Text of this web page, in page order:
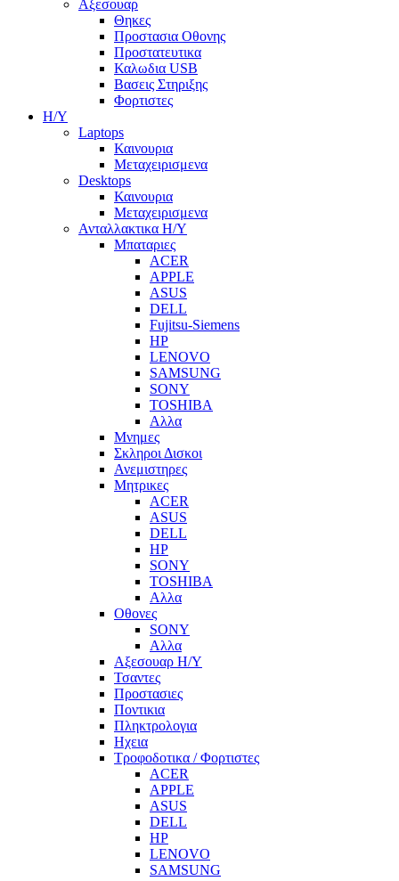
Αξεσουαρ
Θηκες
Προστασια Οθονης
Προστατευτικα
Καλωδια USB
Βασεις Στηριξης
Φορτιστες
Η/Υ
Laptops
Καινουρια
Μεταχειρισμενα
Desktops
Καινουρια
Μεταχειρισμενα
Ανταλλακτικα H/Y
Μπαταριες
ACER
APPLE
ASUS
DELL
Fujitsu-Siemens
HP
LENOVO
SAMSUNG
SONY
TOSHIBA
Αλλα
Μνημες
Σκληροι Δισκοι
Ανεμιστηρες
Μητρικες
ACER
ASUS
DELL
HP
SONY
TOSHIBA
Αλλα
Οθονες
SONY
Αλλα
Αξεσουαρ Η/Υ
Τσαντες
Προστασιες
Ποντικια
Πληκτρολογια
Ηχεια
Τροφοδοτικα / Φορτιστες
ACER
APPLE
ASUS
DELL
HP
LENOVO
SAMSUNG